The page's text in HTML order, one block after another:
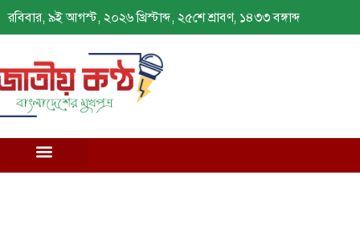
রবিবার, ৯ই আগস্ট, ২০২৬ খ্রিস্টাব্দ, ২৫শে শ্রাবণ, ১৪৩৩ বঙ্গাব্দ